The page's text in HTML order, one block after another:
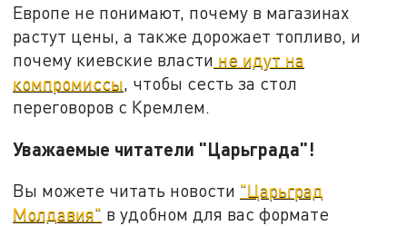
Европе не понимают, почему в магазинах
растут цены, а также дорожает топливо, и
почему киевские власти не идут на
компромиссы, чтобы сесть за стол
переговоров с Кремлем.
Уважаемые читатели "Царьграда"!
Вы можете читать новости "Царьград
Молдавия" в удобном для вас формате